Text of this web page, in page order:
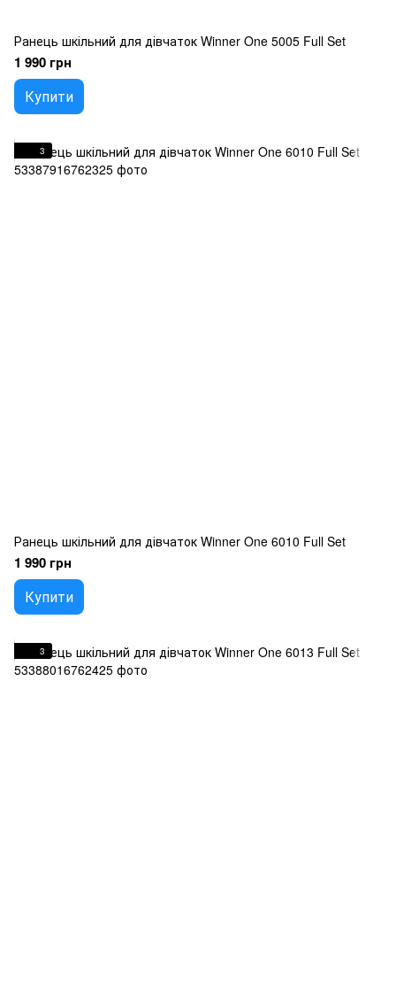
Ранець шкільний для дівчаток Winner One 5005 Full Set
1 990 грн
Купити
3
Ранець шкільний для дівчаток Winner One 6010 Full Set
1 990 грн
Купити
3